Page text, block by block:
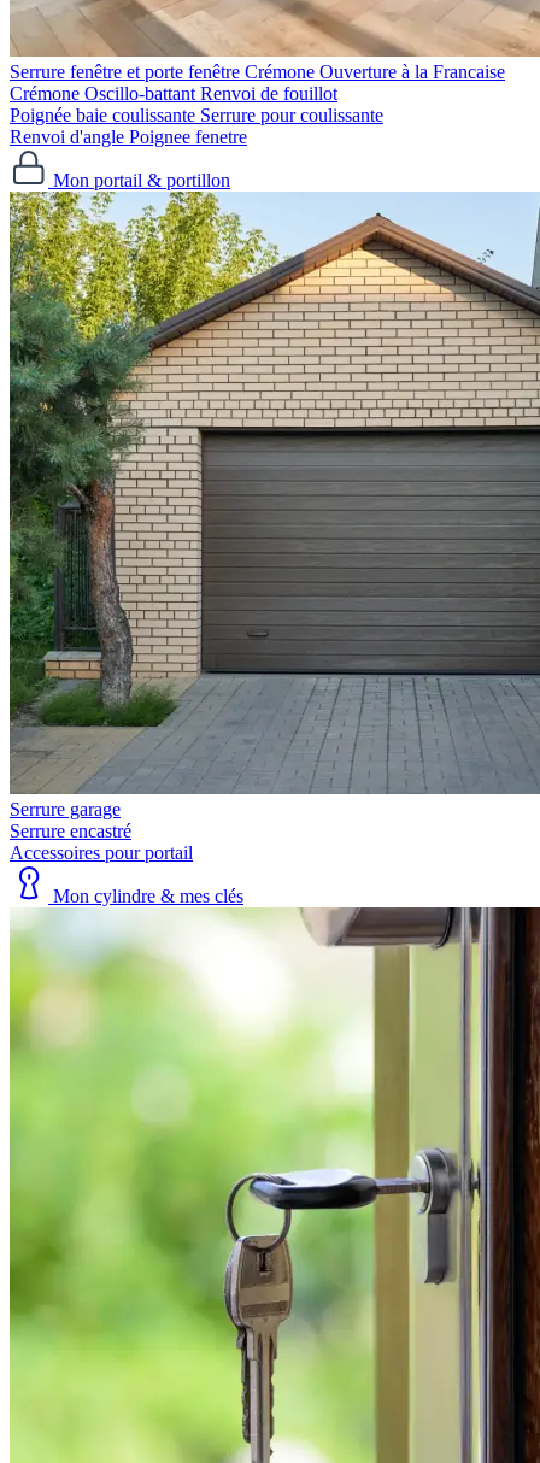
Serrure fenêtre et porte fenêtre Crémone Ouverture à la Francaise
Crémone Oscillo-battant Renvoi de fouillot
Poignée baie coulissante Serrure pour coulissante
Renvoi d'angle Poignee fenetre
Mon portail & portillon
Serrure garage
Serrure encastré
Accessoires pour portail
Mon cylindre & mes clés